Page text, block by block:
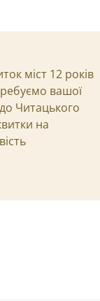
міст 12 років
вашої
Читацького
на